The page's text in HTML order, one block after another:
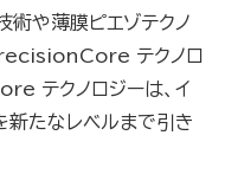
や薄膜ピエゾテクノ
テクノロ
テクノロジーは、イ
新たなレベルまで引き